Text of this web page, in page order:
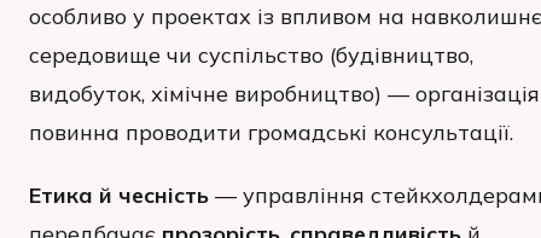
особливо у проектах із впливом на навколишнє
середовище чи суспільство (будівництво,
видобуток, хімічне виробництво) — організація
повинна проводити громадські консультації.
Етика й чесність — управління